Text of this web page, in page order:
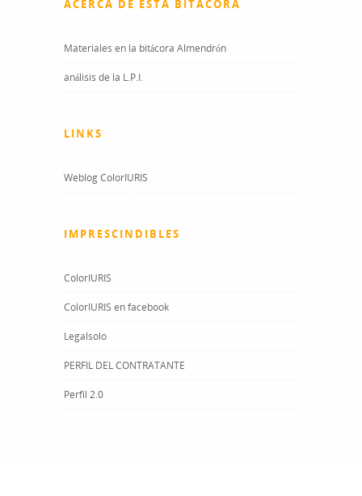
ACERCA DE ESTA BITÁCORA
Materiales en la bitácora Almendrón
análisis de la L.P.I.
LINKS
Weblog ColorIURIS
IMPRESCINDIBLES
ColorIURIS
ColorIURIS en facebook
Legalsolo
PERFIL DEL CONTRATANTE
Perfil 2.0